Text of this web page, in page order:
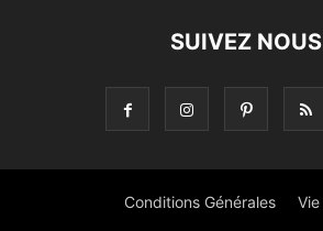
SUIVEZ NOUS
Conditions Générales